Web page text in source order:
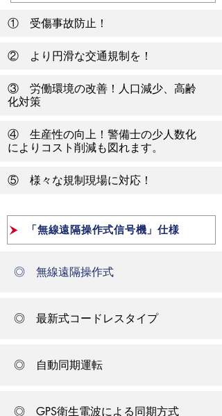
① 受傷事故防止！
② より円滑な交通規制を！
③ 労働環境の改善！人口減少、高齢
化対策
④ 生産性の向上！警備士の少人数化
によりコスト削減も図れます。
⑤ 様々な規制現場に対応！
「無線遠隔操作式信号機」仕様
◎ 無線遠隔操作式
◎ 最新式コードレスタイプ
◎ 自動同期運転
◎ GPS衛生電波による同期方式